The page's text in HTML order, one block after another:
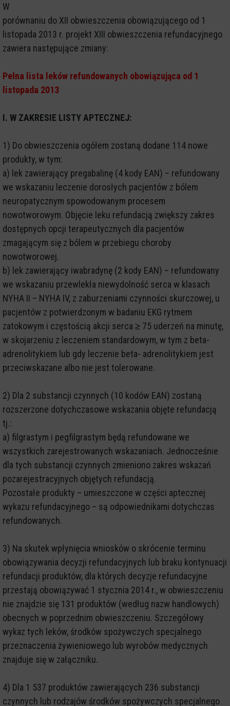
W
porównaniu do XII obwieszczenia obowiązującego od 1
listopada 2013 r. projekt XIII obwieszczenia refundacyjnego
zawiera następujące zmiany:
Pełna lista leków refundowanych obowiązująca od 1
listopada 2013
I. W ZAKRESIE LISTY APTECZNEJ:
1) Do obwieszczenia ogółem zostaną dodane 114 nowe
produkty, w tym:
a) lek zawierający pregabalinę (4 kody EAN) – refundowany
we wskazaniu leczenie dorosłych pacjentów z bólem
neuropatycznym spowodowanym procesem
nowotworowym. Objęcie leku refundacją zwiększy zakres
dostępnych opcji terapeutycznych dla pacjentów
zmagającym się z bólem w przebiegu choroby
nowotworowej.
b) lek zawierający iwabradynę (2 kody EAN) – refundowany
we wskazaniu przewlekła niewydolność serca w klasach
NYHA II – NYHA IV, z zaburzeniami czynności skurczowej, u
pacjentów z potwierdzonym w badaniu EKG rytmem
zatokowym i częstością akcji serca ≥ 75 uderzeń na minutę,
w skojarzeniu z leczeniem standardowym, w tym z beta-
adrenolitykiem lub gdy leczenie beta- adrenolitykiem jest
przeciwskazane albo nie jest tolerowane.
2) Dla 2 substancji czynnych (10 kodów EAN) zostaną
rozszerzone dotychczasowe wskazania objęte refundacją
tj.:
a) filgrastym i pegfilgrastym będą refundowane we
wszystkich zarejestrowanych wskazaniach. Jednocześnie
dla tych substancji czynnych zmieniono zakres wskazań
pozarejestracyjnych objętych refundacją.
Pozostałe produkty – umieszczone w części aptecznej
wykazu refundacyjnego – są odpowiednikami dotychczas
refundowanych.
3) Na skutek wpłynięcia wniosków o skrócenie terminu
obowiązywania decyzji refundacyjnych lub braku kontynuacji
refundacji produktów, dla których decyzje refundacyjne
przestają obowiązywać 1 stycznia 2014 r., w obwieszczeniu
nie znajdzie się 131 produktów (według nazw handlowych)
obecnych w poprzednim obwieszczeniu. Szczegółowy
wykaz tych leków, środków spożywczych specjalnego
przeznaczenia żywieniowego lub wyrobów medycznych
znajduje się w załączniku.
4) Dla 1 537 produktów zawierających 236 substancji
czynnych lub rodzajów środków spożywczych specjalnego